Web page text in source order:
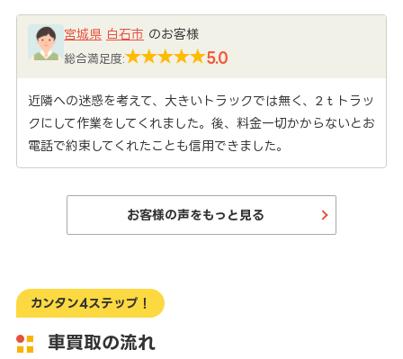
宮城県 白石市 のお客様
総合満足度: 5.0
近隣への迷惑を考えて、大きいトラックでは無く、2ｔトラッ
クにして作業をしてくれました。後、料金一切かからないとお
電話で約束してくれたことも信用できました。
お客様の声をもっと見る
カンタン4ステップ！
車買取の流れ